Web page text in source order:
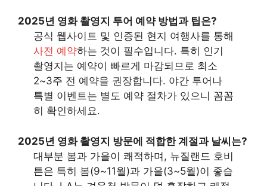
2025년 영화 촬영지 투어 예약 방법과 팁은?
공식 웹사이트 및 인증된 현지 여행사를 통해
사전 예약하는 것이 필수입니다. 특히 인기
촬영지는 예약이 빠르게 마감되므로 최소
2~3주 전 예약을 권장합니다. 야간 투어나
특별 이벤트는 별도 예약 절차가 있으니 꼼꼼
히 확인하세요.
2025년 영화 촬영지 방문에 적합한 계절과 날씨는?
대부분 봄과 가을이 쾌적하며, 뉴질랜드 호비
튼은 특히 봄(9~11월)과 가을(3~5월)이 좋습